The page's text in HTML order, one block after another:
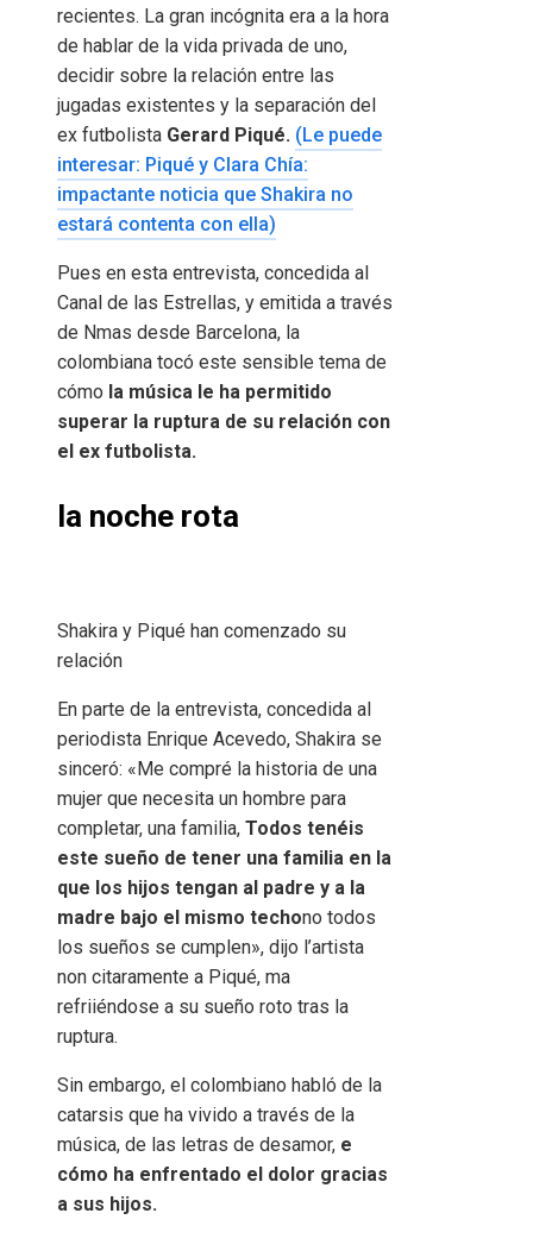
recientes. La gran incógnita era a la hora
de hablar de la vida privada de uno,
decidir sobre la relación entre las
jugadas existentes y la separación del
ex futbolista Gerard Piqué. (Le puede
interesar: Piqué y Clara Chía:
impactante noticia que Shakira no
estará contenta con ella)
Pues en esta entrevista, concedida al
Canal de las Estrellas, y emitida a través
de Nmas desde Barcelona, ​​la
colombiana tocó este sensible tema de
cómo la música le ha permitido
superar la ruptura de su relación con
el ex futbolista.
la noche rota
Shakira y Piqué han comenzado su
relación
En parte de la entrevista, concedida al
periodista Enrique Acevedo, Shakira se
sinceró: «Me compré la historia de una
mujer que necesita un hombre para
completar, una familia, Todos tenéis
este sueño de tener una familia en la
que los hijos tengan al padre y a la
madre bajo el mismo techono todos
los sueños se cumplen», dijo l’artista
non citaramente a Piqué, ma
refriiéndose a su sueño roto tras la
ruptura.
Sin embargo, el colombiano habló de la
catarsis que ha vivido a través de la
música, de las letras de desamor, e
cómo ha enfrentado el dolor gracias
a sus hijos.